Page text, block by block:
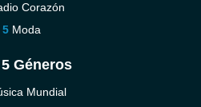
Corazón
Moda
Géneros
Mundial